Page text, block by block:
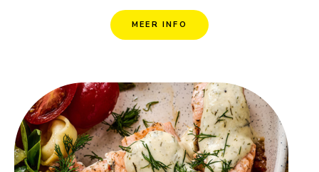
MEER INFO